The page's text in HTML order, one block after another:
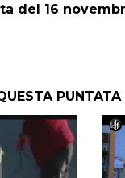
del 16
PUNTATA